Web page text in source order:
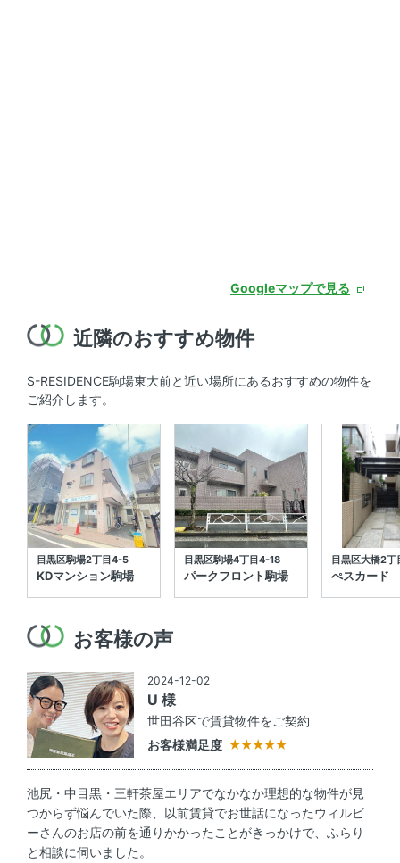
Googleマップで見る
近隣のおすすめ物件
S-RESIDENCE駒場東大前と近い場所にあるおすすめの物件を
ご紹介します。
目黒区駒場2丁目4-5
KDマンション駒場
目黒区駒場4丁目4-18
パークフロント駒場
目黒区大橋2
ぺスカード
お客様の声
2024-12-02
U 様
世田谷区で賃貸物件をご契約
お客様満足度
池尻・中目黒・三軒茶屋エリアでなかなか理想的な物件が見
つからず悩んでいた際、以前賃貸でお世話になったウィルビ
ーさんのお店の前を通りかかったことがきっかけで、ふらり
と相談に伺いました。